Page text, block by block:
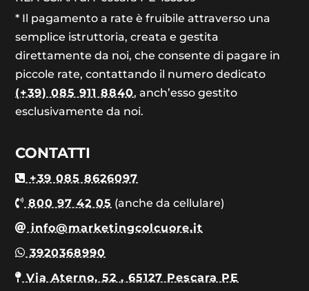
* Il pagamento a rate è fruibile attraverso una
semplice istruttoria, creata e gestita
direttamente da noi, che consente di pagare in
piccole rate, contattando il numero dedicato
(+39) 085 911 8840, anch’esso gestito
esclusivamente da noi.
CONTATTI
+39 085 8626097
800 97 42 05 (anche da cellulare)
info@marketingcolcuore.it
3920368990
Via Aterno, 52 , 65127 Pescara PE